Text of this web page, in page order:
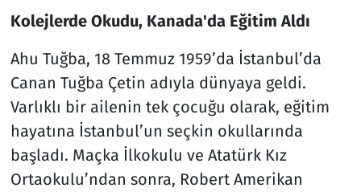
Kolejlerde Okudu, Kanada'da Eğitim Aldı
Ahu Tuğba, 18 Temmuz 1959’da İstanbul’da
Canan Tuğba Çetin adıyla dünyaya geldi.
Varlıklı bir ailenin tek çocuğu olarak, eğitim
hayatına İstanbul’un seçkin okullarında
başladı. Maçka İlkokulu ve Atatürk Kız
Ortaokulu’ndan sonra, Robert Amerikan